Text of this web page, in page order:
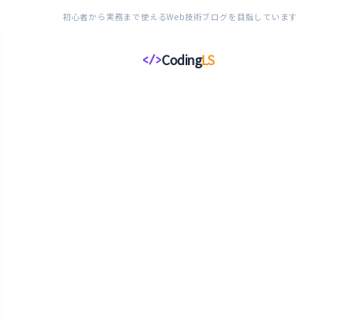
初心者から実務まで使えるWeb技術ブログを目指しています
</>CodingLS
コ